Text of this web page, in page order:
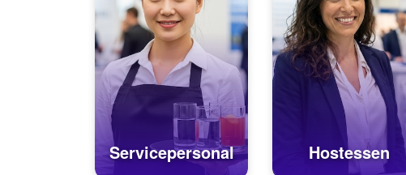
Servicepersonal Hostessen